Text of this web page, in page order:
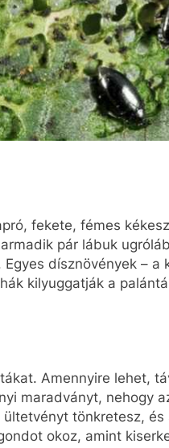
fekete, fémes
pár lábuk
dísznövények – a
kilyuggatják a
Amennyire lehet,
maradványt, nehogy
tönkretesz,
okoz, amint